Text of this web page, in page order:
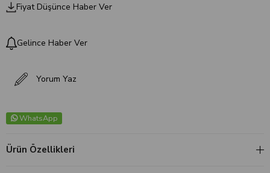
Fiyat Düşünce Haber Ver
Gelince Haber Ver
Yorum Yaz
WhatsApp
Ürün Özellikleri